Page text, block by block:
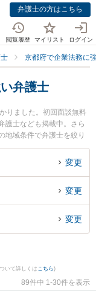
弁護士の方はこちら
閲覧履歴 マイリスト ログイン
京都府で企業法務に
弁護士
りました。初回面談無料
護士なども掲載中。さら
地域条件で弁護士を絞り
書作成・リーガルチェッ
り込み検索もでき便利で
。『京都府で土日や夜間
護士に相談したい』『メ
護士を検索したい』『初
変更
変更
変更
いて詳しくは こちら)
89件中 1-30件を表示